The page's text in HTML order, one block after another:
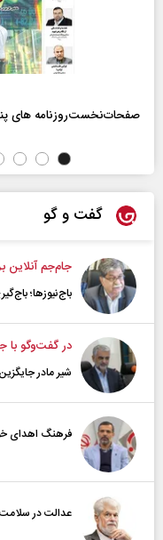
صفحات‌نخست‌روزنامه ها‌ی پنجشنبه‌۱۵
گفت و گو
جام‌جم آنلاین
باج‌نیوزها؛
در گفت‌و‌گو با
شیر مادر
فرهنگ اهدای
عدالت در سلامت